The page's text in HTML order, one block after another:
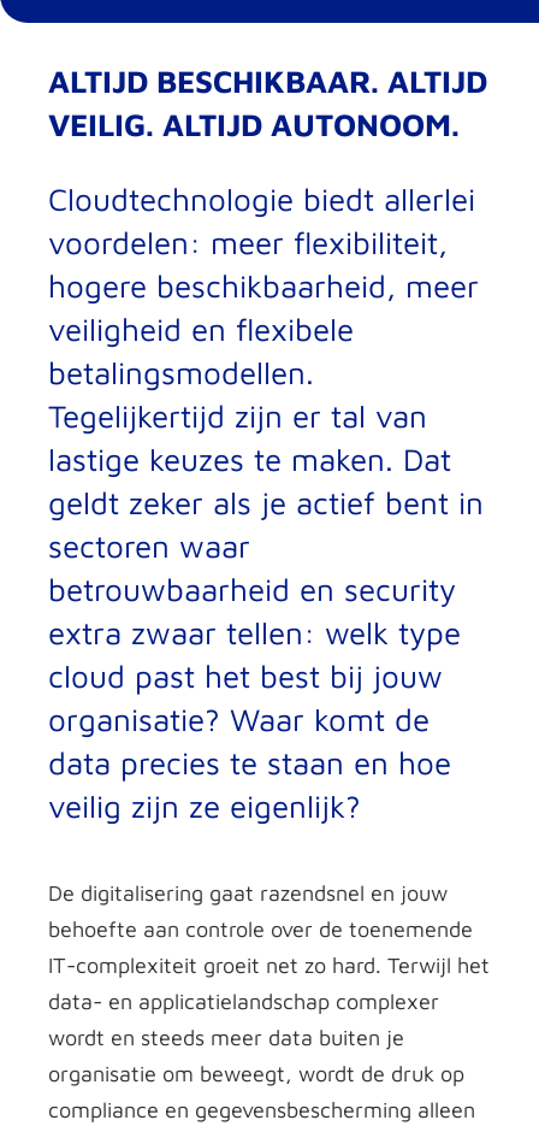
ALTIJD BESCHIKBAAR. ALTIJD
VEILIG. ALTIJD AUTONOOM.​
Cloudtechnologie biedt allerlei
voordelen: meer flexibiliteit,
hogere beschikbaarheid, meer
veiligheid en flexibele
betalingsmodellen.
Tegelijkertijd zijn er tal van
lastige keuzes te maken. Dat
geldt zeker als je actief bent in
sectoren waar
betrouwbaarheid en security
extra zwaar tellen: welk type
cloud past het best bij jouw
organisatie? Waar komt de
data precies te staan en hoe
veilig zijn ze eigenlijk?
De digitalisering gaat razendsnel en jouw
behoefte aan controle over de toenemende
IT-complexiteit groeit net zo hard. Terwijl het
data- en applicatielandschap complexer
wordt en steeds meer data buiten je
organisatie om beweegt, wordt de druk op
compliance en gegevensbescherming alleen